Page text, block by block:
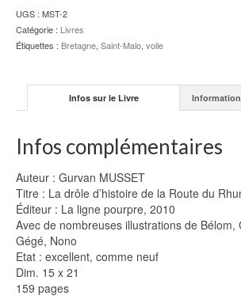
la
Route
du
Gurvan
UGS : MST-2
Catégorie : Livres
Étiquettes : Bretagne, Saint-Malo, voile
Infos sur le Livre
Infos complémentaires
Auteur : Gurvan MUSSET
Titre : La drôle d’histoire de la Route du
Éditeur : La ligne pourpre, 2010
Avec de nombreuses illustrations de Bélom,
Gégé, Nono
Etat : excellent, comme neuf
Dim. 15 x 21
159 pages